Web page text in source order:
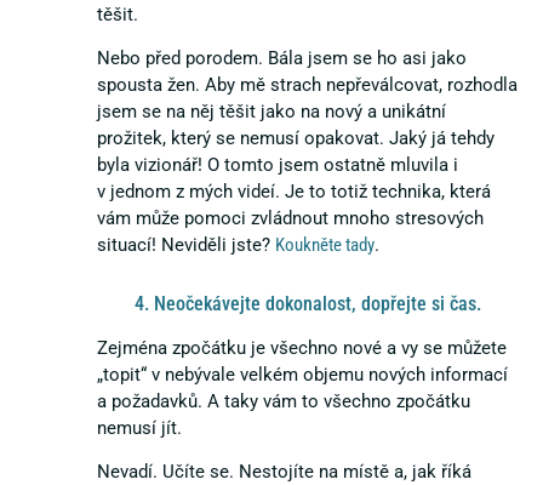
těšit.
Nebo před porodem. Bála jsem se ho asi jako
spousta žen. Aby mě strach nepřeválcovat, rozhodla
jsem se na něj těšit jako na nový a unikátní
prožitek, který se nemusí opakovat. Jaký já tehdy
byla vizionář! O tomto jsem ostatně mluvila i
v jednom z mých videí. Je to totiž technika, která
vám může pomoci zvládnout mnoho stresových
situací! Neviděli jste? Koukněte tady.
4. Neočekávejte dokonalost, dopřejte si čas.
Zejména zpočátku je všechno nové a vy se můžete
„topit“ v nebývale velkém objemu nových informací
a požadavků. A taky vám to všechno zpočátku
nemusí jít.
Nevadí. Učíte se. Nestojíte na místě a, jak říká